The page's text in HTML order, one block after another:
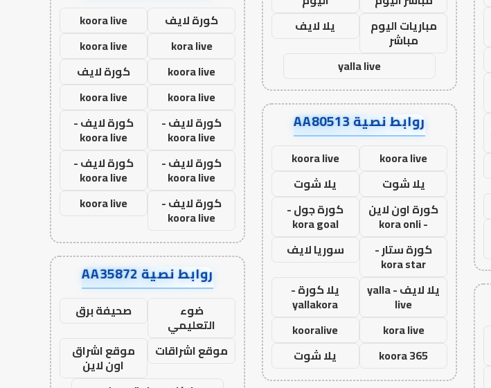
مباريات اليوم
مباشر
يلا لايف
yalla live
روابط نصية AA80513
koora live
koora live
يلا شوت
يلا شوت
كورة اون لاين
- kora onli
كورة جول -
kora goal
كورة ستار -
kora star
سوريا لايف
يلا لايف - yalla
live
يلا كورة -
yallakora
kora live
kooralive
koora 365
يلا شوت
كورة لايف
koora live
kora live
koora live
koora live
كورة لايف
koora live
koora live
كورة لايف -
koora live
كورة لايف -
koora live
كورة لايف -
koora live
كورة لايف -
koora live
كورة لايف -
koora live
koora live
روابط نصية AA35872
ضوء
التعليمي
صحيفة برق
موقع اشراقات
موقع اشراق
اون لاين